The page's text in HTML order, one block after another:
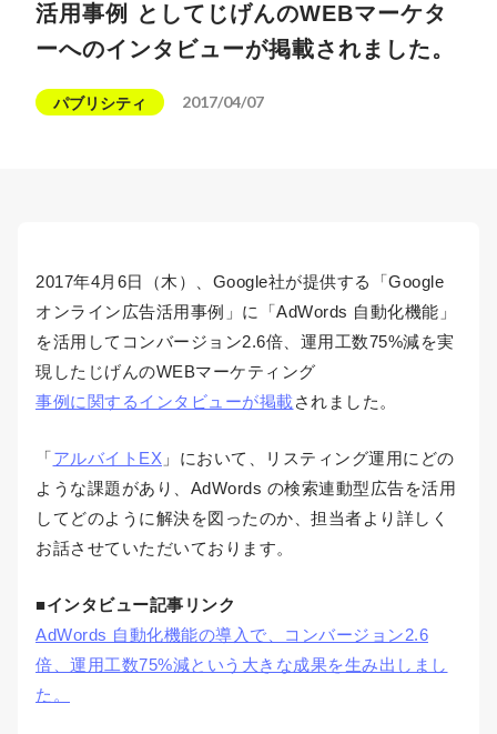
活用事例 としてじげんのWEBマーケタ
ーへのインタビューが掲載されました。
パブリシティ 2017/04/07
2017年4月6日（木）、Google社が提供する「Google
オンライン広告活用事例」に「AdWords 自動化機能」
を活用してコンバージョン2.6倍、運用工数75%減を実
現したじげんのWEBマーケティング
事例に関するインタビューが掲載されました。
「アルバイトEX 」において、リスティング運用にどの
ような課題があり、AdWords の検索連動型広告を活用
してどのように解決を図ったのか、担当者より詳しく
お話させていただいております。
■インタビュー記事リンク
AdWords 自動化機能の導入で、コンバージョン2.6
倍、運用工数75%減という大きな成果を生み出しまし
た。